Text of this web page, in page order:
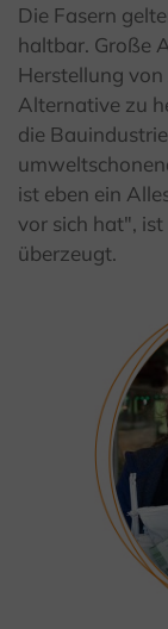
Die Fasern
haltbar. Große
Herstellung
Alternative zu
die
ist eben ein
vor sich hat",
überzeugt.